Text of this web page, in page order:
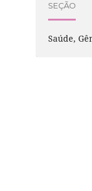
SEÇÃO
Saúde,